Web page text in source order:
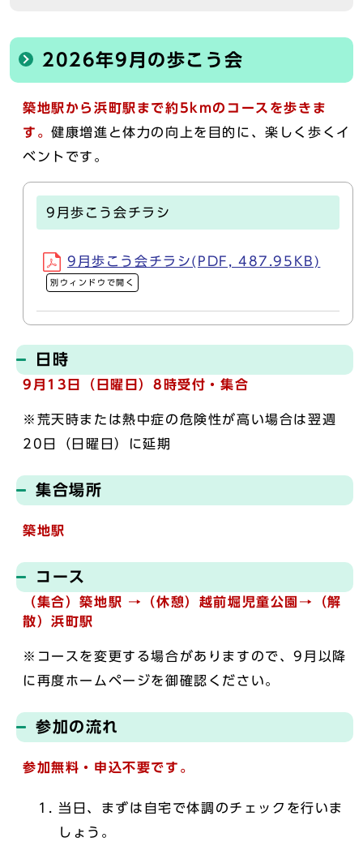
2026年9月の歩こう会
築地駅から浜町駅まで約5kmのコースを歩きま
す。健康増進と体力の向上を目的に、楽しく歩くイ
ベントです。
9月歩こう会チラシ
9月歩こう会チラシ(PDF, 487.95KB)
別ウィンドウで開く
日時
9月13日（日曜日） 8時受付・集合
※荒天時または熱中症の危険性が高い場合は翌週
20日（日曜日）に延期
集合場所
築地駅
コース
（集合）築地駅 →（休憩）越前堀児童公園→（解
散）浜町駅
※コースを変更する場合がありますので、9月以降
に再度ホームページを御確認ください。
参加の流れ
参加無料・申込不要です。
当日、まずは自宅で体調のチェックを行いま
しょう。